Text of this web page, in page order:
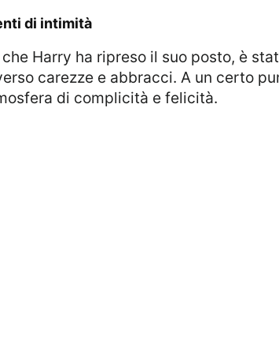
di intimità
carezze e abbracci. A un certo
di complicità e felicità.